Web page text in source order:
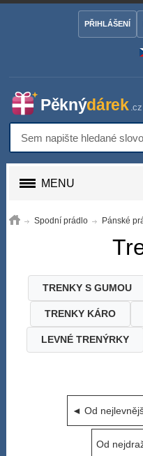
PŘIHLÁŠENÍ
MENU
Spodní prádlo Pánské
TRENKY S GUMOU
TRENKY KÁRO
LEVNÉ TRENÝRKY
◄ Od
Od